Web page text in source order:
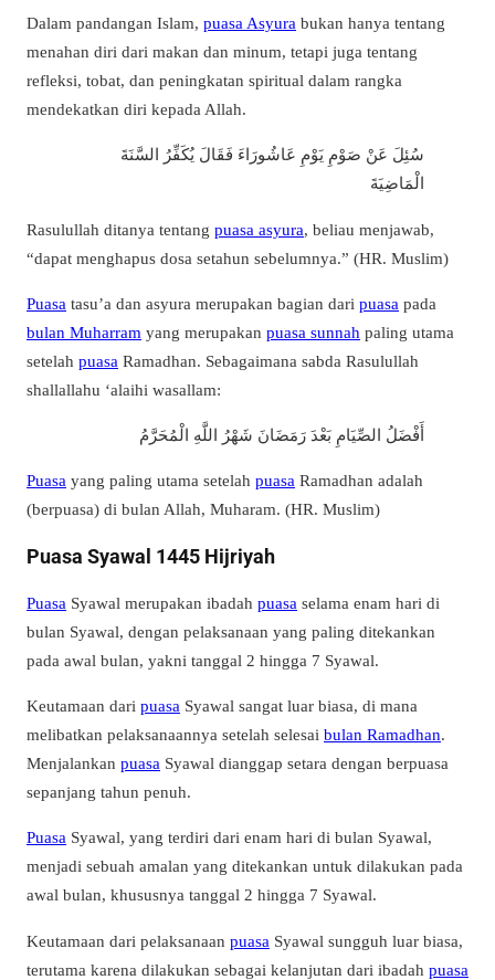
Dalam pandangan Islam, puasa Asyura bukan hanya tentang
menahan diri dari makan dan minum, tetapi juga tentang
refleksi, tobat, dan peningkatan spiritual dalam rangka
mendekatkan diri kepada Allah.
سُئِلَ عَنْ صَوْمِ يَوْمِ عَاشُورَاءَ فَقَالَ يُكَفِّرُ السَّنَةَ
الْمَاضِيَةَ
Rasulullah ditanya tentang puasa asyura, beliau menjawab,
“dapat menghapus dosa setahun sebelumnya.” (HR. Muslim)
Puasa tasu’a dan asyura merupakan bagian dari puasa pada
bulan Muharram yang merupakan puasa sunnah paling utama
setelah puasa Ramadhan. Sebagaimana sabda Rasulullah
shallallahu ‘alaihi wasallam:
أَفْضَلُ الصِّيَامِ بَعْدَ رَمَضَانَ شَهْرُ اللَّهِ الْمُحَرَّمُ
Puasa yang paling utama setelah puasa Ramadhan adalah
(berpuasa) di bulan Allah, Muharam. (HR. Muslim)
Puasa Syawal 1445 Hijriyah
Puasa Syawal merupakan ibadah puasa selama enam hari di
bulan Syawal, dengan pelaksanaan yang paling ditekankan
pada awal bulan, yakni tanggal 2 hingga 7 Syawal.
Keutamaan dari puasa Syawal sangat luar biasa, di mana
melibatkan pelaksanaannya setelah selesai bulan Ramadhan.
Menjalankan puasa Syawal dianggap setara dengan berpuasa
sepanjang tahun penuh.
Puasa Syawal, yang terdiri dari enam hari di bulan Syawal,
menjadi sebuah amalan yang ditekankan untuk dilakukan pada
awal bulan, khususnya tanggal 2 hingga 7 Syawal.
Keutamaan dari pelaksanaan puasa Syawal sungguh luar biasa,
terutama karena dilakukan sebagai kelanjutan dari ibadah puasa